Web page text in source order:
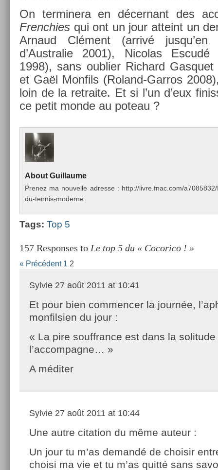
On ter­minera en décer­nant des
French­ies qui ont un jour at­teint un
Ar­naud Clément (arrivé
d’Australie 2001), Nicolas Escudé
1998), sans oub­li­er Ric­hard
et Gaël Mon­fils (Roland-Garros
loin de la re­traite. Et si l’un d’eux
ce petit monde au poteau ?
About Guil­laume
Pre­nez ma nouvel­le ad­resse : http://livre.fnac.com/
du-tennis-moderne
Tags: Top 5
157 Responses to Le top 5 du « Cocorico ! »
« Précédent 1 2
Sylvie 27 août 2011 at 10:41
Et pour bien commencer la journée,
monfilsien du jour :
« La pire souffrance est dans la solitude
l’accompagne… »
A méditer
Sylvie 27 août 2011 at 10:44
Une autre citation du même auteur :
Un jour tu m’as demandé de choisir
choisi ma vie et tu m’as quitté sans